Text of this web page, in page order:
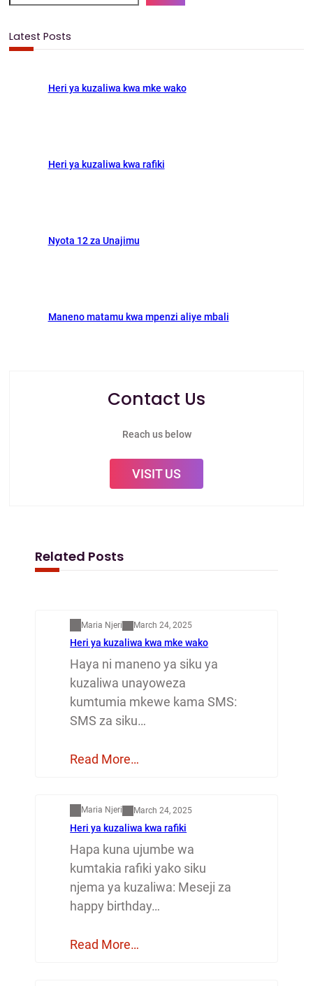
k
n
c
Latest Posts
Heri ya kuzaliwa kwa mke wako
Heri ya kuzaliwa kwa rafiki
Nyota 12 za Unajimu
Maneno matamu kwa mpenzi aliye mbali
Contact Us
Reach us below
VISIT US
Related Posts
Maria Njeri March 24, 2025
Heri ya kuzaliwa kwa mke wako
Haya ni maneno ya siku ya
kuzaliwa unayoweza
kumtumia mkewe kama SMS:
SMS za siku…
Read More…
Maria Njeri March 24, 2025
Heri ya kuzaliwa kwa rafiki
Hapa kuna ujumbe wa
kumtakia rafiki yako siku
njema ya kuzaliwa: Meseji za
happy birthday…
Read More…